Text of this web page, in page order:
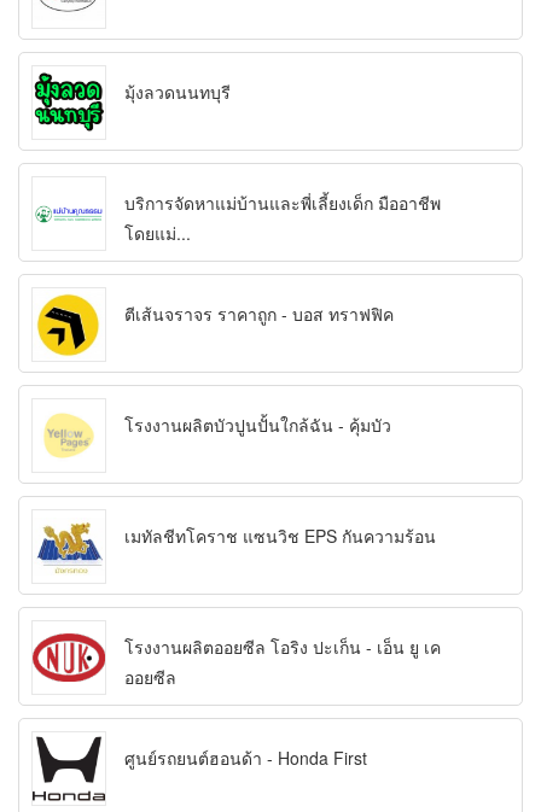
มุ้งลวดนนทบุรี
บริการจัดหาแม่บ้านและพี่เลี้ยงเด็ก มืออาชีพ
โดยแม่...
ตีเส้นจราจร ราคาถูก - บอส ทราฟฟิค
โรงงานผลิตบัวปูนปั้นใกล้ฉัน - คุ้มบัว
เมทัลชีทโคราช แซนวิช EPS กันความร้อน
โรงงานผลิตออยซีล โอริง ปะเก็น - เอ็น ยู เค
ออยซีล
ศูนย์รถยนต์ฮอนด้า - Honda First